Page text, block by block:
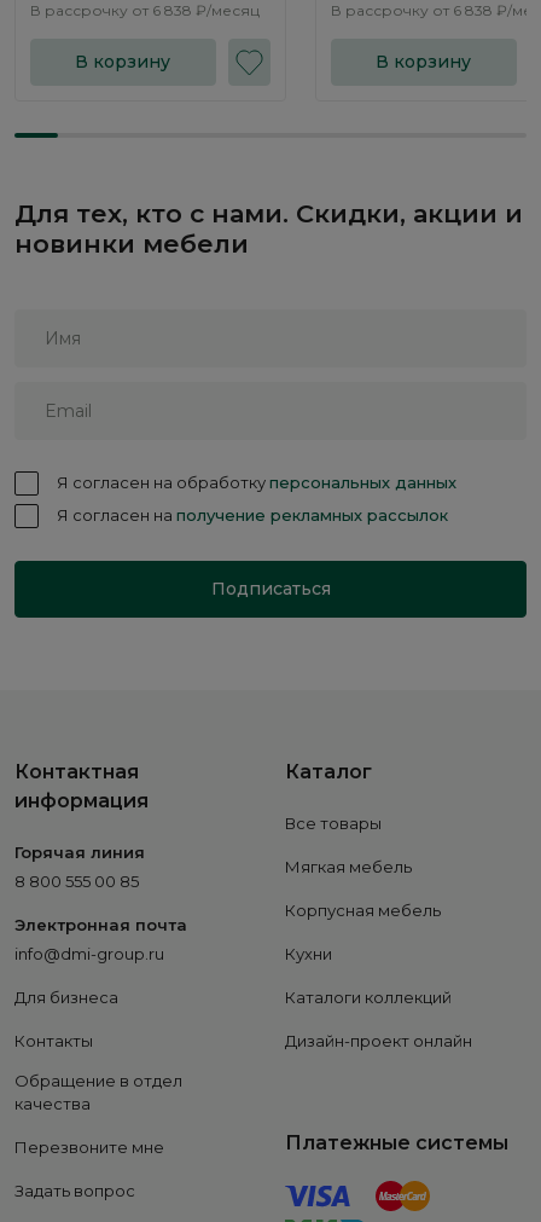
В рассрочку от 6 838 ₽/месяц
В корзину
В рассрочку от 6 838 ₽/
В корзину
Для тех, кто с нами. Скидки, акции и
новинки мебели
Я согласен на обработкуперсональных данных
Я согласен на получение рекламных рассылок
Подписаться
Контактная
информация
Горячая линия
8 800 555 00 85
Электронная почта
info@dmi-group.ru
Для бизнеса
Контакты
Обращение в отдел
качества
Перезвоните мне
Задать вопрос
Каталог
Все товары
Мягкая мебель
Корпусная мебель
Кухни
Каталоги коллекций
Дизайн-проект онлайн
Платежные системы